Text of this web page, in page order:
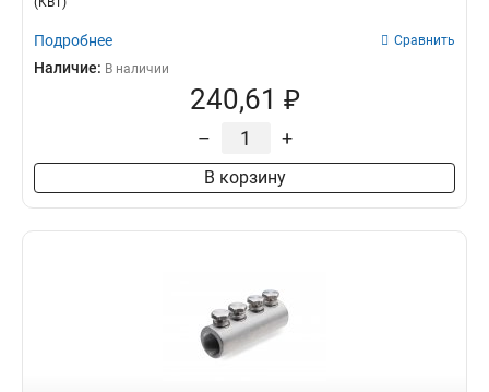
Подробнее Сравнить
Наличие: В наличии
240,61 ₽
– +
В корзину